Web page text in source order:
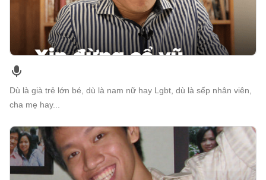
Dù là già trẻ lớn bé, dù là nam nữ hay Lgbt, dù là sếp nhân viên,
cha mẹ hay...